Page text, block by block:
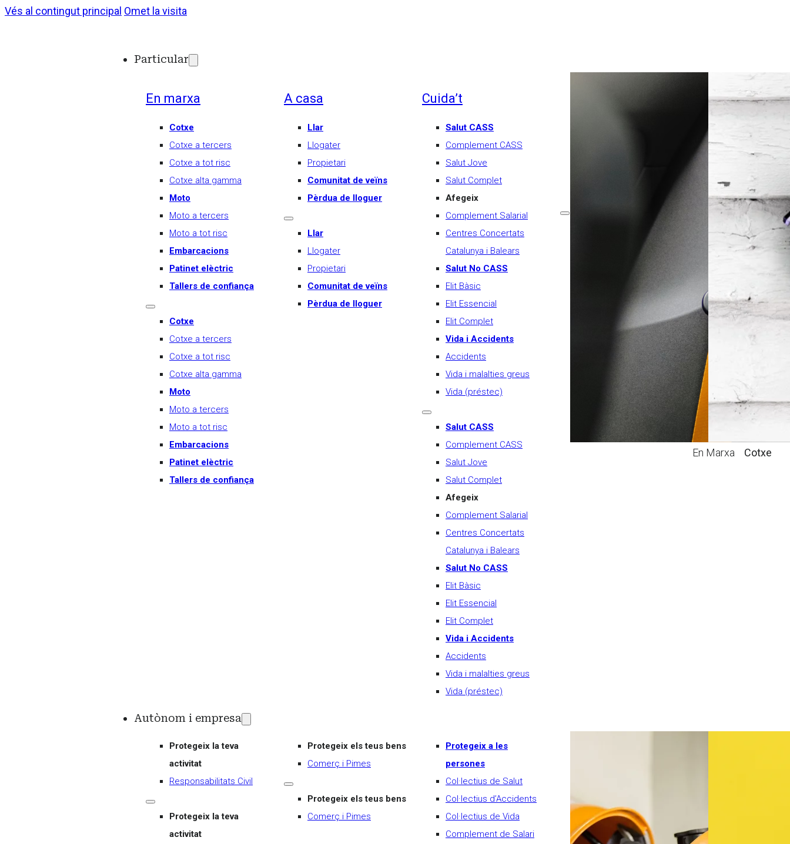
Vés al contingut principal Omet la visita
Particular
En marxa
Cotxe
Cotxe a tercers
Cotxe a tot risc
Cotxe alta gamma
Moto
Moto a tercers
Moto a tot risc
Embarcacions
Patinet elèctric
Tallers de confiança
Cotxe
Cotxe a tercers
Cotxe a tot risc
Cotxe alta gamma
Moto
Moto a tercers
Moto a tot risc
Embarcacions
Patinet elèctric
Tallers de confiança
A casa
Llar
Llogater
Propietari
Comunitat de veïns
Pèrdua de lloguer
Llar
Llogater
Propietari
Comunitat de veïns
Pèrdua de lloguer
Cuida’t
Salut CASS
Complement CASS
Salut Jove
Salut Complet
Afegeix
Complement Salarial
Centres Concertats
Catalunya i Balears
Salut No CASS
Elit Bàsic
Elit Essencial
Elit Complet
Vida i Accidents
Accidents
Vida i malalties greus
Vida (préstec)
Salut CASS
Complement CASS
Salut Jove
Salut Complet
Afegeix
Complement Salarial
Centres Concertats
Catalunya i Balears
Salut No CASS
Elit Bàsic
Elit Essencial
Elit Complet
Vida i Accidents
Accidents
Vida i malalties greus
Vida (préstec)
Mascotes
En Marxa Cotxe
Autònom i empresa
Protegeix la teva
activitat
Responsabilitats Civil
Protegeix la teva
activitat
Protegeix els teus bens
Comerç i Pimes
Protegeix els teus bens
Comerç i Pimes
Protegeix a les
persones
Col·lectius de Salut
Col·lectius d’Accidents
Col·lectius de Vida
Complement de Salari
Protecció jurídica
Assegurança de D&O